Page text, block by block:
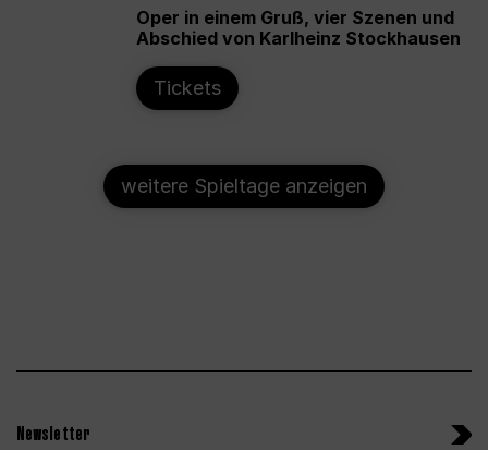
Oper in einem Gruß, vier Szenen und
Abschied von Karlheinz Stockhausen
Tickets
weitere Spieltage anzeigen
Newsletter